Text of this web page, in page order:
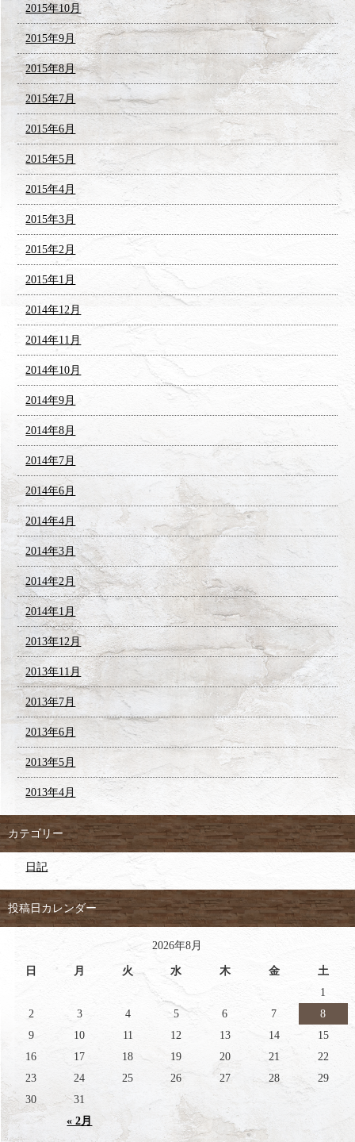
2015年10月
2015年9月
2015年8月
2015年7月
2015年6月
2015年5月
2015年4月
2015年3月
2015年2月
2015年1月
2014年12月
2014年11月
2014年10月
2014年9月
2014年8月
2014年7月
2014年6月
2014年4月
2014年3月
2014年2月
2014年1月
2013年12月
2013年11月
2013年7月
2013年6月
2013年5月
2013年4月
カテゴリー
日記
投稿日カレンダー
2026年8月
日 月 火 水 木 金 土
« 2月
1
2
3 4 5 6 7
8
9
10 11 12 13 14
15
16
17 18 19 20 21
22
23
24 25 26 27 28
29
30
31